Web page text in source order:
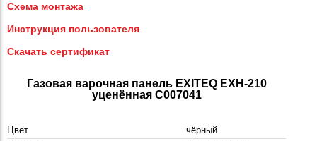
Схема монтажа
Инструкция пользователя
Скачать сертификат
Газовая варочная панель EXITEQ EXH-210
уценённая C007041
Цвет
чёрный